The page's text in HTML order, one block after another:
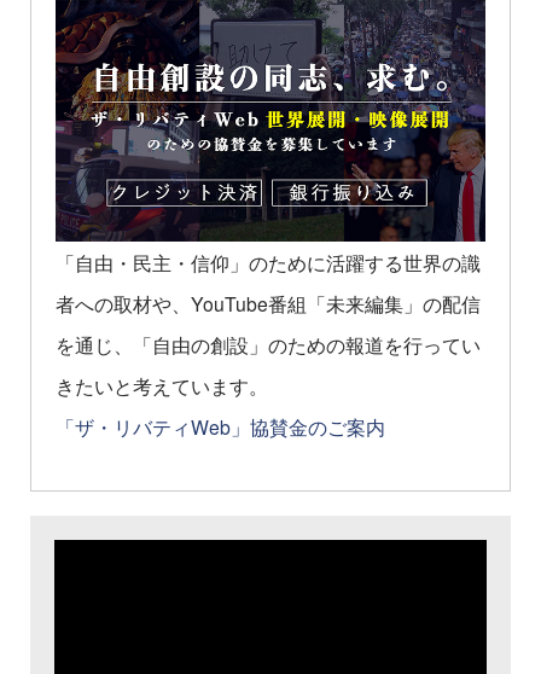
「自由・民主・信仰」のために活躍する世界の識
者への取材や、YouTube番組「未来編集」の配信
を通じ、「自由の創設」のための報道を行ってい
きたいと考えています。
「ザ・リバティWeb」協賛金のご案内